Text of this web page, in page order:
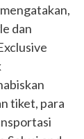
dan
tiket, para